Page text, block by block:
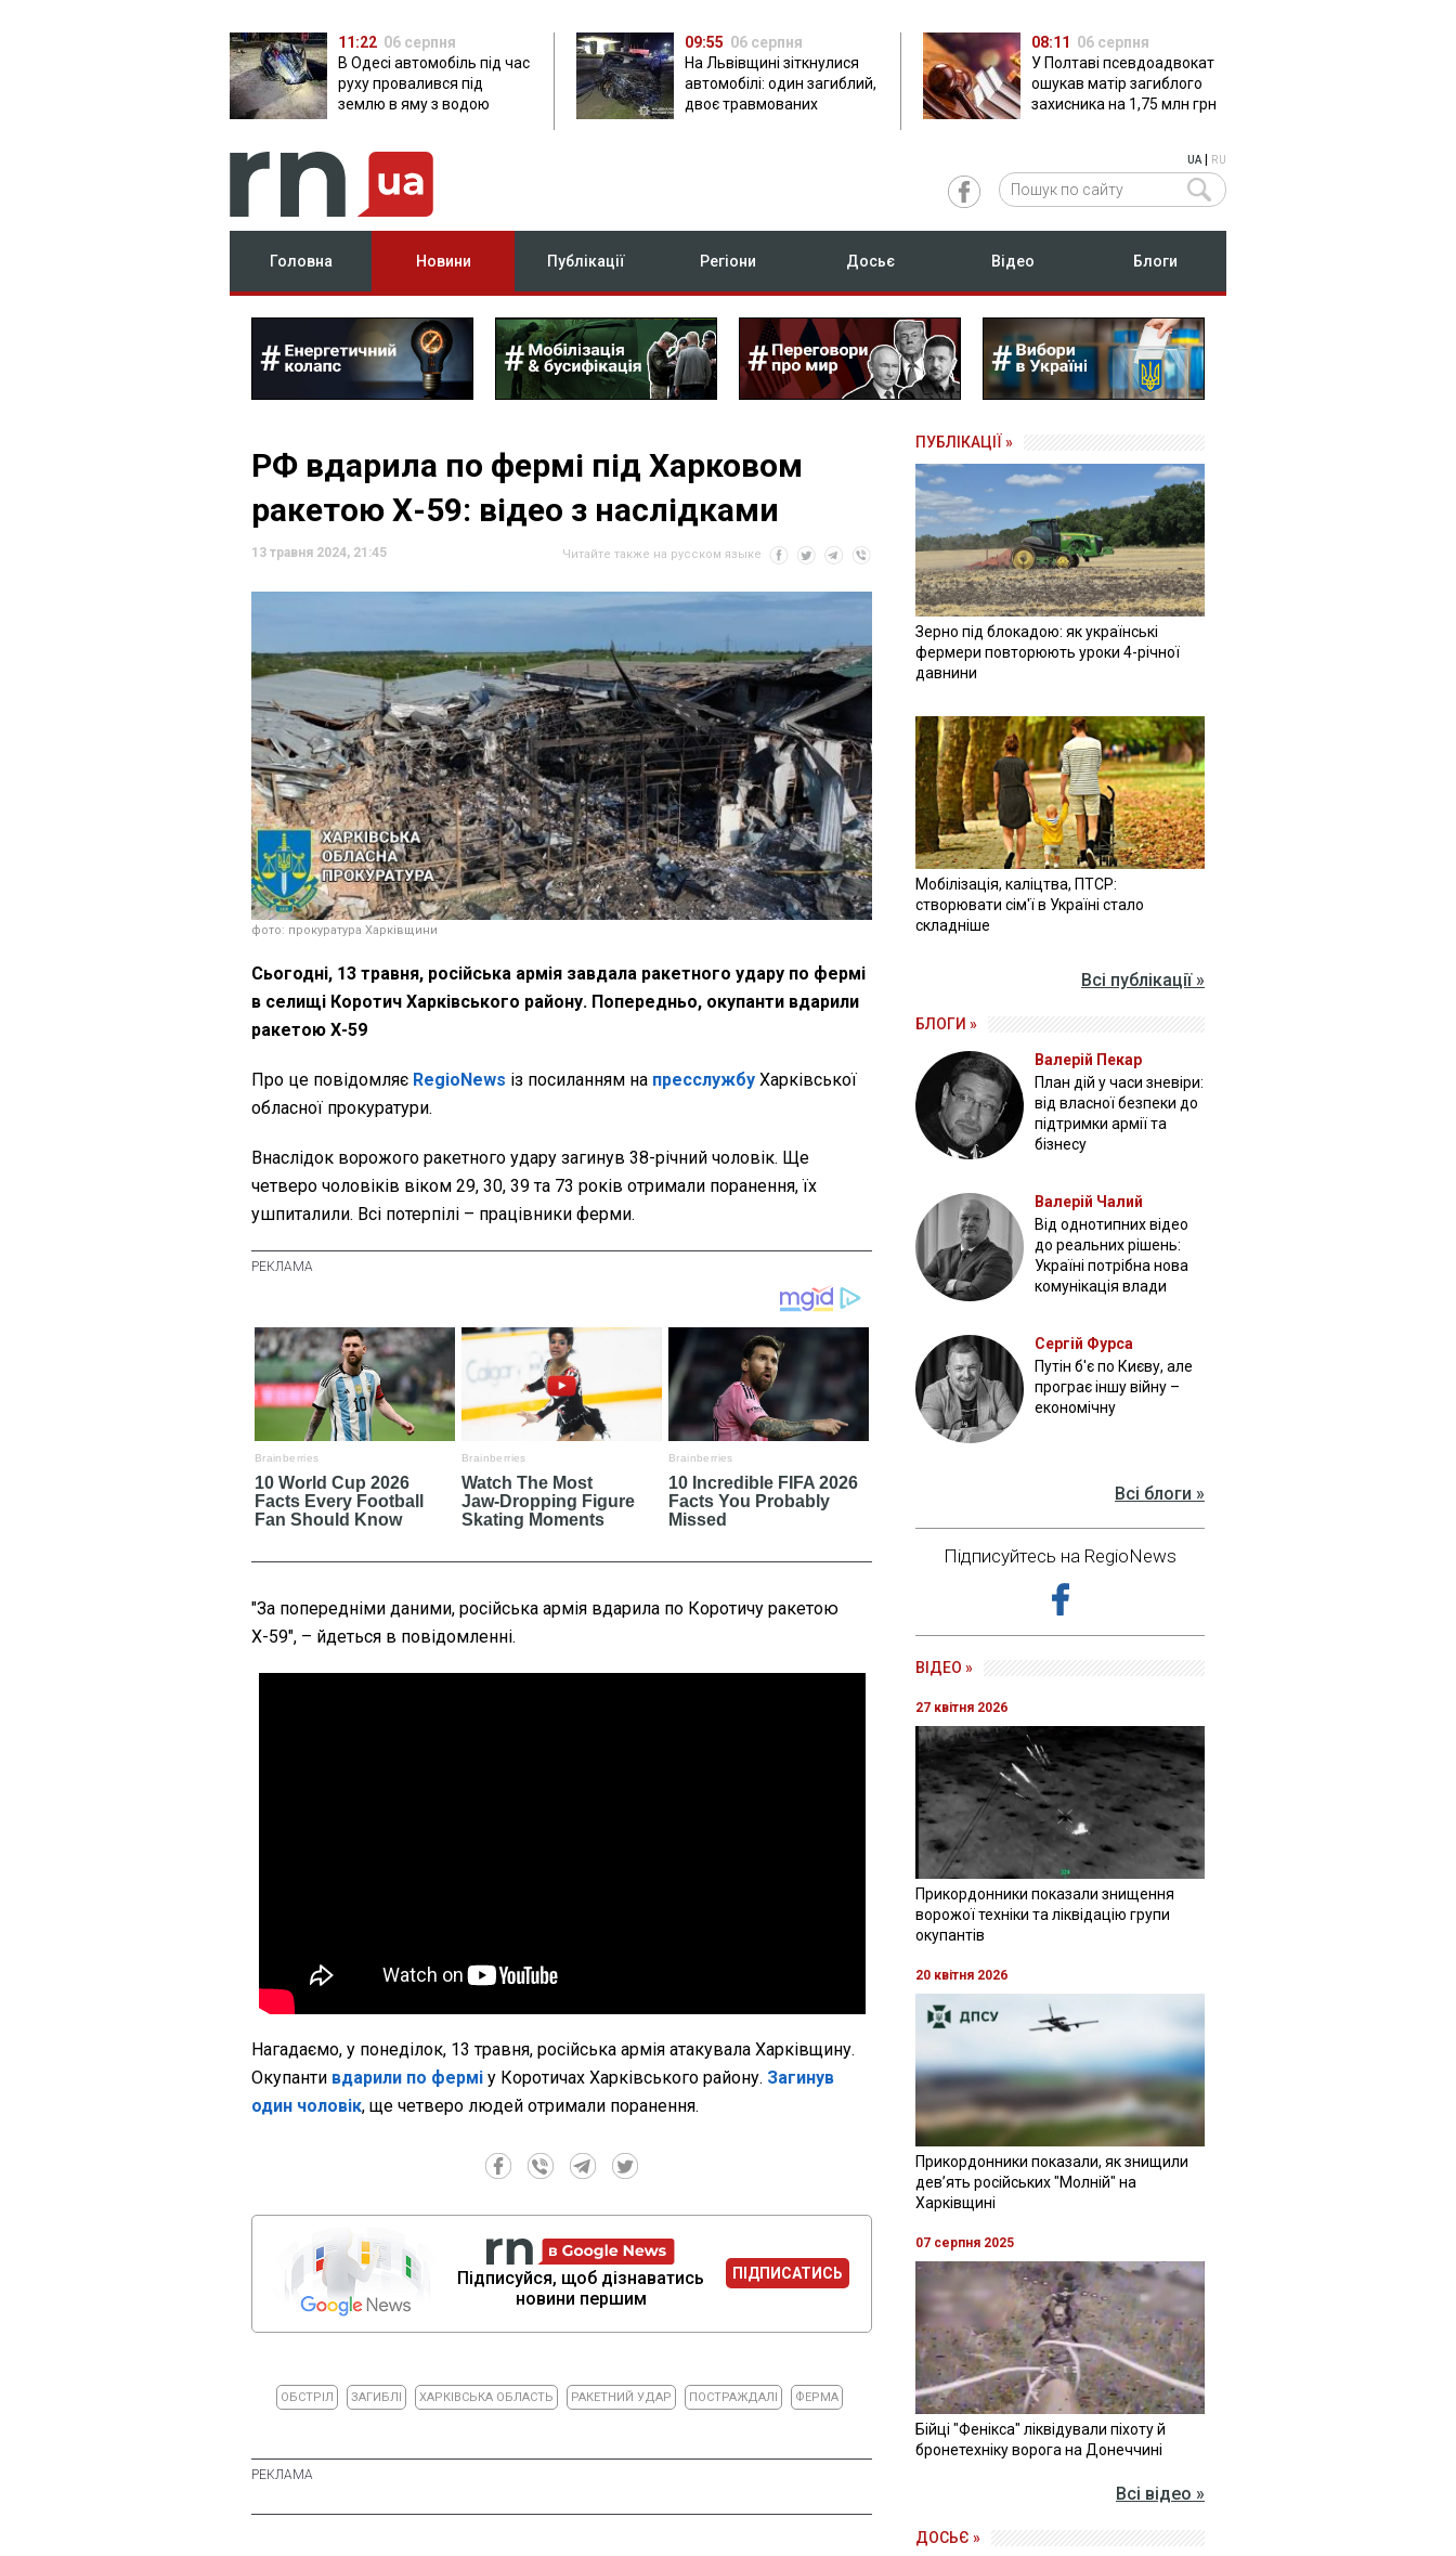
11:22 06 серпня
В Одесі автомобіль під час
руху провалився під
землю в яму з водою
09:55 06 серпня
На Львівщині зіткнулися
автомобілі: один загиблий,
двоє травмованих
08:11 06 серпня
У Полтаві псевдоадвокат
ошукав матір загиблого
захисника на 1,75 млн грн
UA| RU
Головна Новини Публікації Регіони Досьє Відео Блоги
РФ вдарила по фермі під Харковом
ракетою Х-59: відео з наслідками
13 травня 2024, 21:45 Читайте также на русском языке
фото: прокуратура Харківщини
Сьогодні, 13 травня, російська армія завдала ракетного удару по фермі
в селищі Коротич Харківського району. Попередньо, окупанти вдарили
ракетою Х-59
Про це повідомляє RegioNews із посиланням на пресслужбу Харківської
обласної прокуратури.
Внаслідок ворожого ракетного удару загинув 38-річний чоловік. Ще
четверо чоловіків віком 29, 30, 39 та 73 років отримали поранення, їх
ушпиталили. Всі потерпілі – працівники ферми.
"За попередніми даними, російська армія вдарила по Коротичу ракетою
Х-59", – йдеться в повідомленні.
Нагадаємо, у понеділок, 13 травня, російська армія атакувала Харківщину.
Окупанти вдарили по фермі у Коротичах Харківського району. Загинув
один чоловік, ще четверо людей отримали поранення.
Підписуйся, щоб дізнаватись
новини першим
ПІДПИСАТИСЬ
ОБСТРІЛ ЗАГИБЛІ ХАРКІВСЬКА ОБЛАСТЬ РАКЕТНИЙ УДАР ПОСТРАЖДАЛІ ФЕРМА
ПУБЛІКАЦІЇ »
Зерно під блокадою: як українські
фермери повторюють уроки 4-річної
давнини
Мобілізація, каліцтва, ПТСР:
створювати сім'ї в Україні стало
складніше
Всі публікації »
БЛОГИ »
Валерій Пекар
План дій у часи зневіри:
від власної безпеки до
підтримки армії та
бізнесу
Валерій Чалий
Від однотипних відео
до реальних рішень:
Україні потрібна нова
комунікація влади
Сергій Фурса
Путін б'є по Києву, але
програє іншу війну –
економічну
Всі блоги »
Підписуйтесь на RegioNews
ВІДЕО »
27 квітня 2026
Прикордонники показали знищення
ворожої техніки та ліквідацію групи
окупантів
20 квітня 2026
Прикордонники показали, як знищили
девʼять російських "Молній" на
Харківщині
07 серпня 2025
Бійці "Фенікса" ліквідували піхоту й
бронетехніку ворога на Донеччині
Всі відео »
ДОСЬЄ »